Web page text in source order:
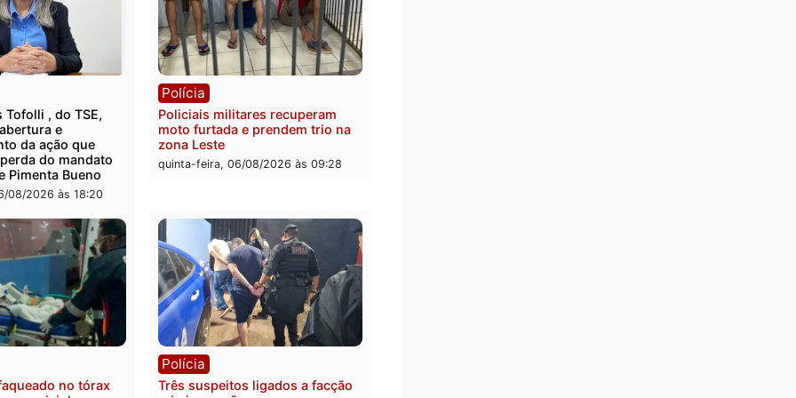
ler...
Dias Tofolli , do TSE,
reabertura e
da ação que
Polícia
Policiais militares recuperam
zona Leste